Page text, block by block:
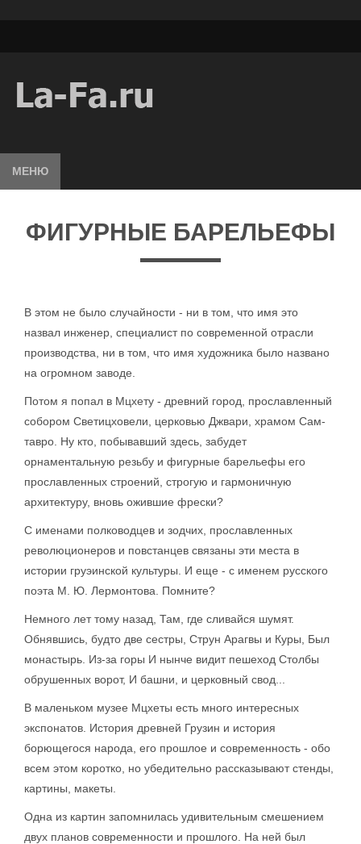
МЕНЮ
ФИГУРНЫЕ БАРЕЛЬЕФЫ
В этом не было случайности - ни в том, что имя это
назвал инженер, специалист по современной отрасли
производства, ни в том, что имя художника было названо
на огромном заводе.
Потом я попал в Мцхету - древний город, прославленный
собором Светицховели, церковью Джвари, храмом Сам-
тавро. Ну кто, побывавший здесь, забудет
орнаментальную резьбу и фигурные барельефы его
прославленных строений, строгую и гармоничную
архитектуру, вновь ожившие фрески?
С именами полководцев и зодчих, прославленных
революционеров и повстанцев связаны эти места в
истории груэинской культуры. И еще - с именем русского
поэта М. Ю. Лермонтова. Помните?
Немного лет тому назад, Там, где сливайся шумят.
Обнявшись, будто две сестры, Струн Арагвы и Куры, Был
монастырь. Из-за горы И нынче видит пешеход Столбы
обрушенных ворот, И башни, и церковный свод...
В маленьком музее Мцхеты есть много интересных
экспонатов. История древней Грузин и история
борющегося народа, его прошлое и современность - обо
всем этом коротко, но убедительно рассказывают стенды,
картины, макеты.
Одна из картин запомнилась удивительным смешением
двух планов современности и прошлого. На ней был